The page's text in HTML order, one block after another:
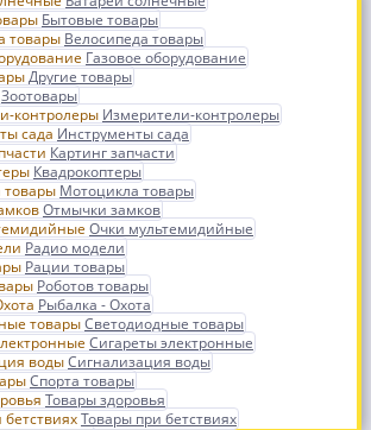
Бытовые товары
Велосипеда товары
Газовое оборудование
Другие товары
Зоотовары
Измерители-контролеры
Инструменты сада
Картинг запчасти
Квадрокоптеры
Мотоцикла товары
Отмычки замков
Очки мультемидийные
Радио модели
Рации товары
Роботов товары
Рыбалка - Охота
Светодиодные товары
Сигареты электронные
Сигнализация воды
Спорта товары
Товары здоровья
Товары при бетствиях